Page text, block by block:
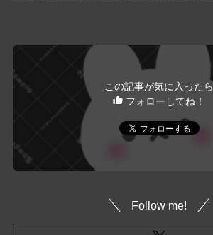
この記事が気に入ったら
フォローしてね！
Follow me!